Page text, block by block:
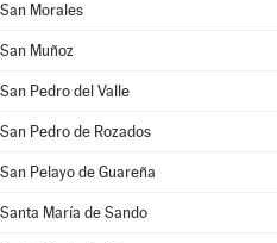
San Morales
San Muñoz
San Pedro del Valle
San Pedro de Rozados
San Pelayo de Guareña
Santa María de Sando